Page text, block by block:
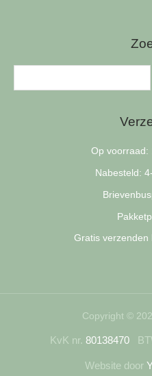
Op voorraad:
Nabesteld:
Gratis verzenden
Copyright ©
KvK nr. 80138470
Website door